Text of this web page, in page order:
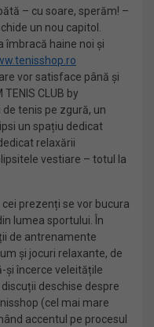
– cu soare, sperăm! –
un nou capitol.
îmbracă haine noi și
vor satisface până și
CLUB by
tenis pe zgură, un
un spațiu dedicat
relaxării
vestiare – totul la
prezenți se vor bucura
lumea sportului. În
de antrenamente
și jocuri relaxante, de
și încerce veleitățile
deschise despre
(cel mai mare
accentul pe procesul